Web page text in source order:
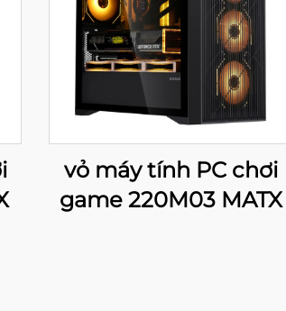
vỏ máy tính PC chơi
game 220M03 MATX